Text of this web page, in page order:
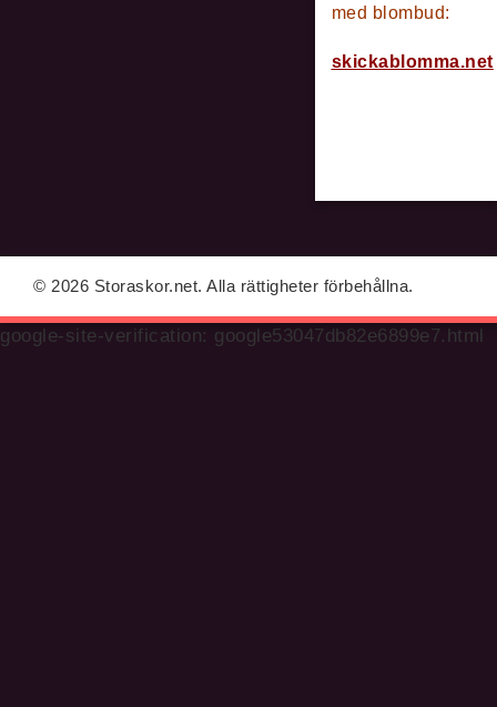
med blombud:
skickablomma.net
© 2026 Storaskor.net. Alla rättigheter förbehållna.
google-site-verification: google53047db82e6899e7.html